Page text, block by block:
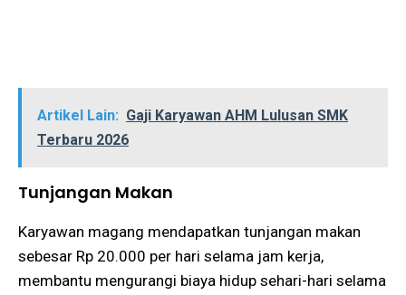
Artikel Lain: Gaji Karyawan AHM Lulusan SMK
Terbaru 2026
Tunjangan Makan
Karyawan magang mendapatkan tunjangan makan
sebesar Rp 20.000 per hari selama jam kerja,
membantu mengurangi biaya hidup sehari-hari selama